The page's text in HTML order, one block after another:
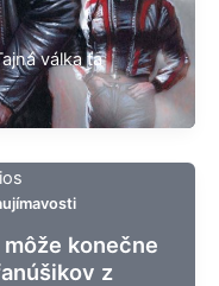
válka ťa
konečne
z